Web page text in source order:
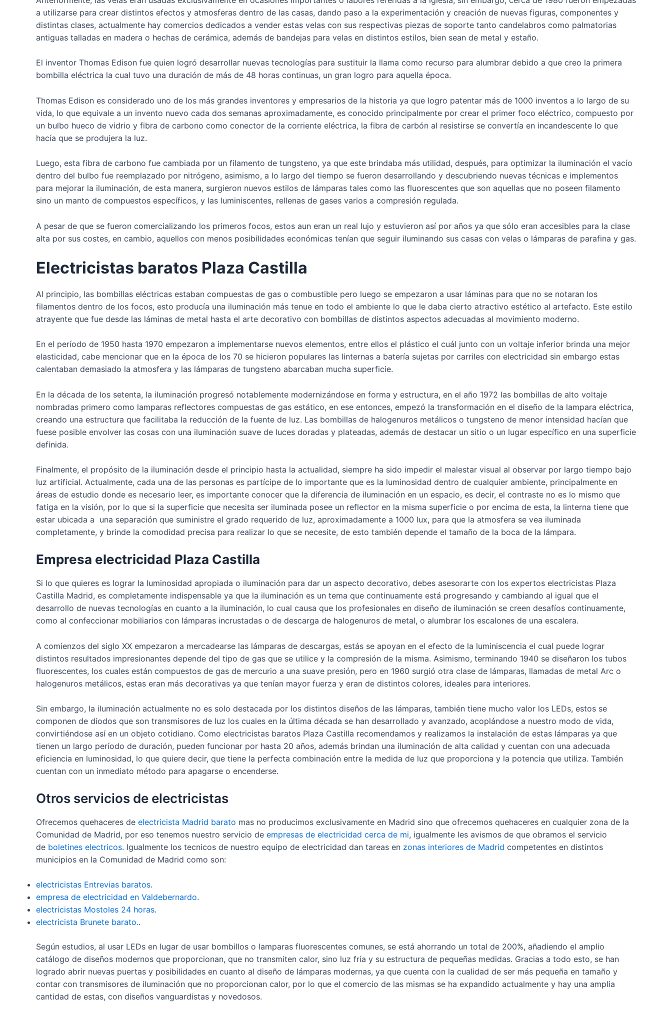
a utilizarse para crear distintos efectos y atmosferas dentro de las casas, dando paso a la experimentación y creación de nuevas figuras, componentes y
distintas clases, actualmente hay comercios dedicados a vender estas velas con sus respectivas piezas de soporte tanto candelabros como palmatorias
antiguas talladas en madera o hechas de cerámica, además de bandejas para velas en distintos estilos, bien sean de metal y estaño.
El inventor Thomas Edison fue quien logró desarrollar nuevas tecnologías para sustituir la llama como recurso para alumbrar debido a que creo la primera
bombilla eléctrica la cual tuvo una duración de más de 48 horas continuas, un gran logro para aquella época.
Thomas Edison es considerado uno de los más grandes inventores y empresarios de la historia ya que logro patentar más de 1000 inventos a lo largo de su
vida, lo que equivale a un invento nuevo cada dos semanas aproximadamente, es conocido principalmente por crear el primer foco eléctrico, compuesto por
un bulbo hueco de vidrio y fibra de carbono como conector de la corriente eléctrica, la fibra de carbón al resistirse se convertía en incandescente lo que
hacía que se produjera la luz.
Luego, esta fibra de carbono fue cambiada por un filamento de tungsteno, ya que este brindaba más utilidad, después, para optimizar la iluminación el vacío
dentro del bulbo fue reemplazado por nitrógeno, asimismo, a lo largo del tiempo se fueron desarrollando y descubriendo nuevas técnicas e implementos
para mejorar la iluminación, de esta manera, surgieron nuevos estilos de lámparas tales como las fluorescentes que son aquellas que no poseen filamento
sino un manto de compuestos específicos, y las luminiscentes, rellenas de gases varios a compresión regulada.
A pesar de que se fueron comercializando los primeros focos, estos aun eran un real lujo y estuvieron así por años ya que sólo eran accesibles para la clase
alta por sus costes, en cambio, aquellos con menos posibilidades económicas tenían que seguir iluminando sus casas con velas o lámparas de parafina y gas.
Electricistas baratos Plaza Castilla
Al principio, las bombillas eléctricas estaban compuestas de gas o combustible pero luego se empezaron a usar láminas para que no se notaran los
filamentos dentro de los focos, esto producía una iluminación más tenue en todo el ambiente lo que le daba cierto atractivo estético al artefacto. Este estilo
atrayente que fue desde las láminas de metal hasta el arte decorativo con bombillas de distintos aspectos adecuadas al movimiento moderno.
En el período de 1950 hasta 1970 empezaron a implementarse nuevos elementos, entre ellos el plástico el cuál junto con un voltaje inferior brinda una mejor
elasticidad, cabe mencionar que en la época de los 70 se hicieron populares las linternas a batería sujetas por carriles con electricidad sin embargo estas
calentaban demasiado la atmosfera y las lámparas de tungsteno abarcaban mucha superficie.
En la década de los setenta, la iluminación progresó notablemente modernizándose en forma y estructura, en el año 1972 las bombillas de alto voltaje
nombradas primero como lamparas reflectores compuestas de gas estático, en ese entonces, empezó la transformación en el diseño de la lampara eléctrica,
creando una estructura que facilitaba la reducción de la fuente de luz. Las bombillas de halogenuros metálicos o tungsteno de menor intensidad hacían que
fuese posible envolver las cosas con una iluminación suave de luces doradas y plateadas, además de destacar un sitio o un lugar específico en una superficie
definida.
Finalmente, el propósito de la iluminación desde el principio hasta la actualidad, siempre ha sido impedir el malestar visual al observar por largo tiempo bajo
luz artificial. Actualmente, cada una de las personas es partícipe de lo importante que es la luminosidad dentro de cualquier ambiente, principalmente en
áreas de estudio donde es necesario leer, es importante conocer que la diferencia de iluminación en un espacio, es decir, el contraste no es lo mismo que
fatiga en la visión, por lo que si la superficie que necesita ser iluminada posee un reflector en la misma superficie o por encima de esta, la linterna tiene que
estar ubicada a una separación que suministre el grado requerido de luz, aproximadamente a 1000 lux, para que la atmosfera se vea iluminada
completamente, y brinde la comodidad precisa para realizar lo que se necesite, de esto también depende el tamaño de la boca de la lámpara.
Empresa electricidad Plaza Castilla
Si lo que quieres es lograr la luminosidad apropiada o iluminación para dar un aspecto decorativo, debes asesorarte con los expertos electricistas Plaza
Castilla Madrid, es completamente indispensable ya que la iluminación es un tema que continuamente está progresando y cambiando al igual que el
desarrollo de nuevas tecnologías en cuanto a la iluminación, lo cual causa que los profesionales en diseño de iluminación se creen desafíos continuamente,
como al confeccionar mobiliarios con lámparas incrustadas o de descarga de halogenuros de metal, o alumbrar los escalones de una escalera.
A comienzos del siglo XX empezaron a mercadearse las lámparas de descargas, estás se apoyan en el efecto de la luminiscencia el cual puede lograr
distintos resultados impresionantes depende del tipo de gas que se utilice y la compresión de la misma. Asimismo, terminando 1940 se diseñaron los tubos
fluorescentes, los cuales están compuestos de gas de mercurio a una suave presión, pero en 1960 surgió otra clase de lámparas, llamadas de metal Arc o
halogenuros metálicos, estas eran más decorativas ya que tenían mayor fuerza y eran de distintos colores, ideales para interiores.
Sin embargo, la iluminación actualmente no es solo destacada por los distintos diseños de las lámparas, también tiene mucho valor los LEDs, estos se
componen de diodos que son transmisores de luz los cuales en la última década se han desarrollado y avanzado, acoplándose a nuestro modo de vida,
convirtiéndose así en un objeto cotidiano. Como electricistas baratos Plaza Castilla recomendamos y realizamos la instalación de estas lámparas ya que
tienen un largo período de duración, pueden funcionar por hasta 20 años, además brindan una iluminación de alta calidad y cuentan con una adecuada
eficiencia en luminosidad, lo que quiere decir, que tiene la perfecta combinación entre la medida de luz que proporciona y la potencia que utiliza. También
cuentan con un inmediato método para apagarse o encenderse.
Otros servicios de electricistas
Ofrecemos quehaceres de electricista Madrid barato mas no producimos exclusivamente en Madrid sino que ofrecemos quehaceres en cualquier zona de la
Comunidad de Madrid, por eso tenemos nuestro servicio de empresas de electricidad cerca de mi, igualmente les avismos de que obramos el servicio
de boletines electricos. Igualmente los tecnicos de nuestro equipo de electricidad dan tareas en zonas interiores de Madrid competentes en distintos
municipios en la Comunidad de Madrid como son:
electricistas Entrevias baratos.
empresa de electricidad en Valdebernardo.
electricistas Mostoles 24 horas.
electricista Brunete barato..
Según estudios, al usar LEDs en lugar de usar bombillos o lamparas fluorescentes comunes, se está ahorrando un total de 200%, añadiendo el amplio
catálogo de diseños modernos que proporcionan, que no transmiten calor, sino luz fría y su estructura de pequeñas medidas. Gracias a todo esto, se han
logrado abrir nuevas puertas y posibilidades en cuanto al diseño de lámparas modernas, ya que cuenta con la cualidad de ser más pequeña en tamaño y
contar con transmisores de iluminación que no proporcionan calor, por lo que el comercio de las mismas se ha expandido actualmente y hay una amplia
cantidad de estas, con diseños vanguardistas y novedosos.